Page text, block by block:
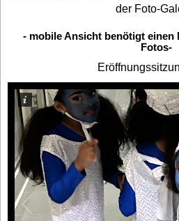
der Foto-
- mobile Ansicht benötigt einen
Fotos-